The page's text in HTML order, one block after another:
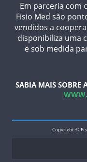
Em parceria com
Fisio Med são
vendidos a
disponibiliza uma
e sob medida
SABIA MAIS SOBRE
Copyright ©